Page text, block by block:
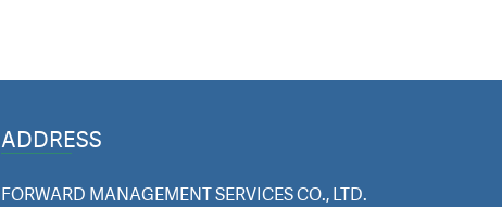
ADDRESS
FORWARD MANAGEMENT SERVICES CO., LTD.